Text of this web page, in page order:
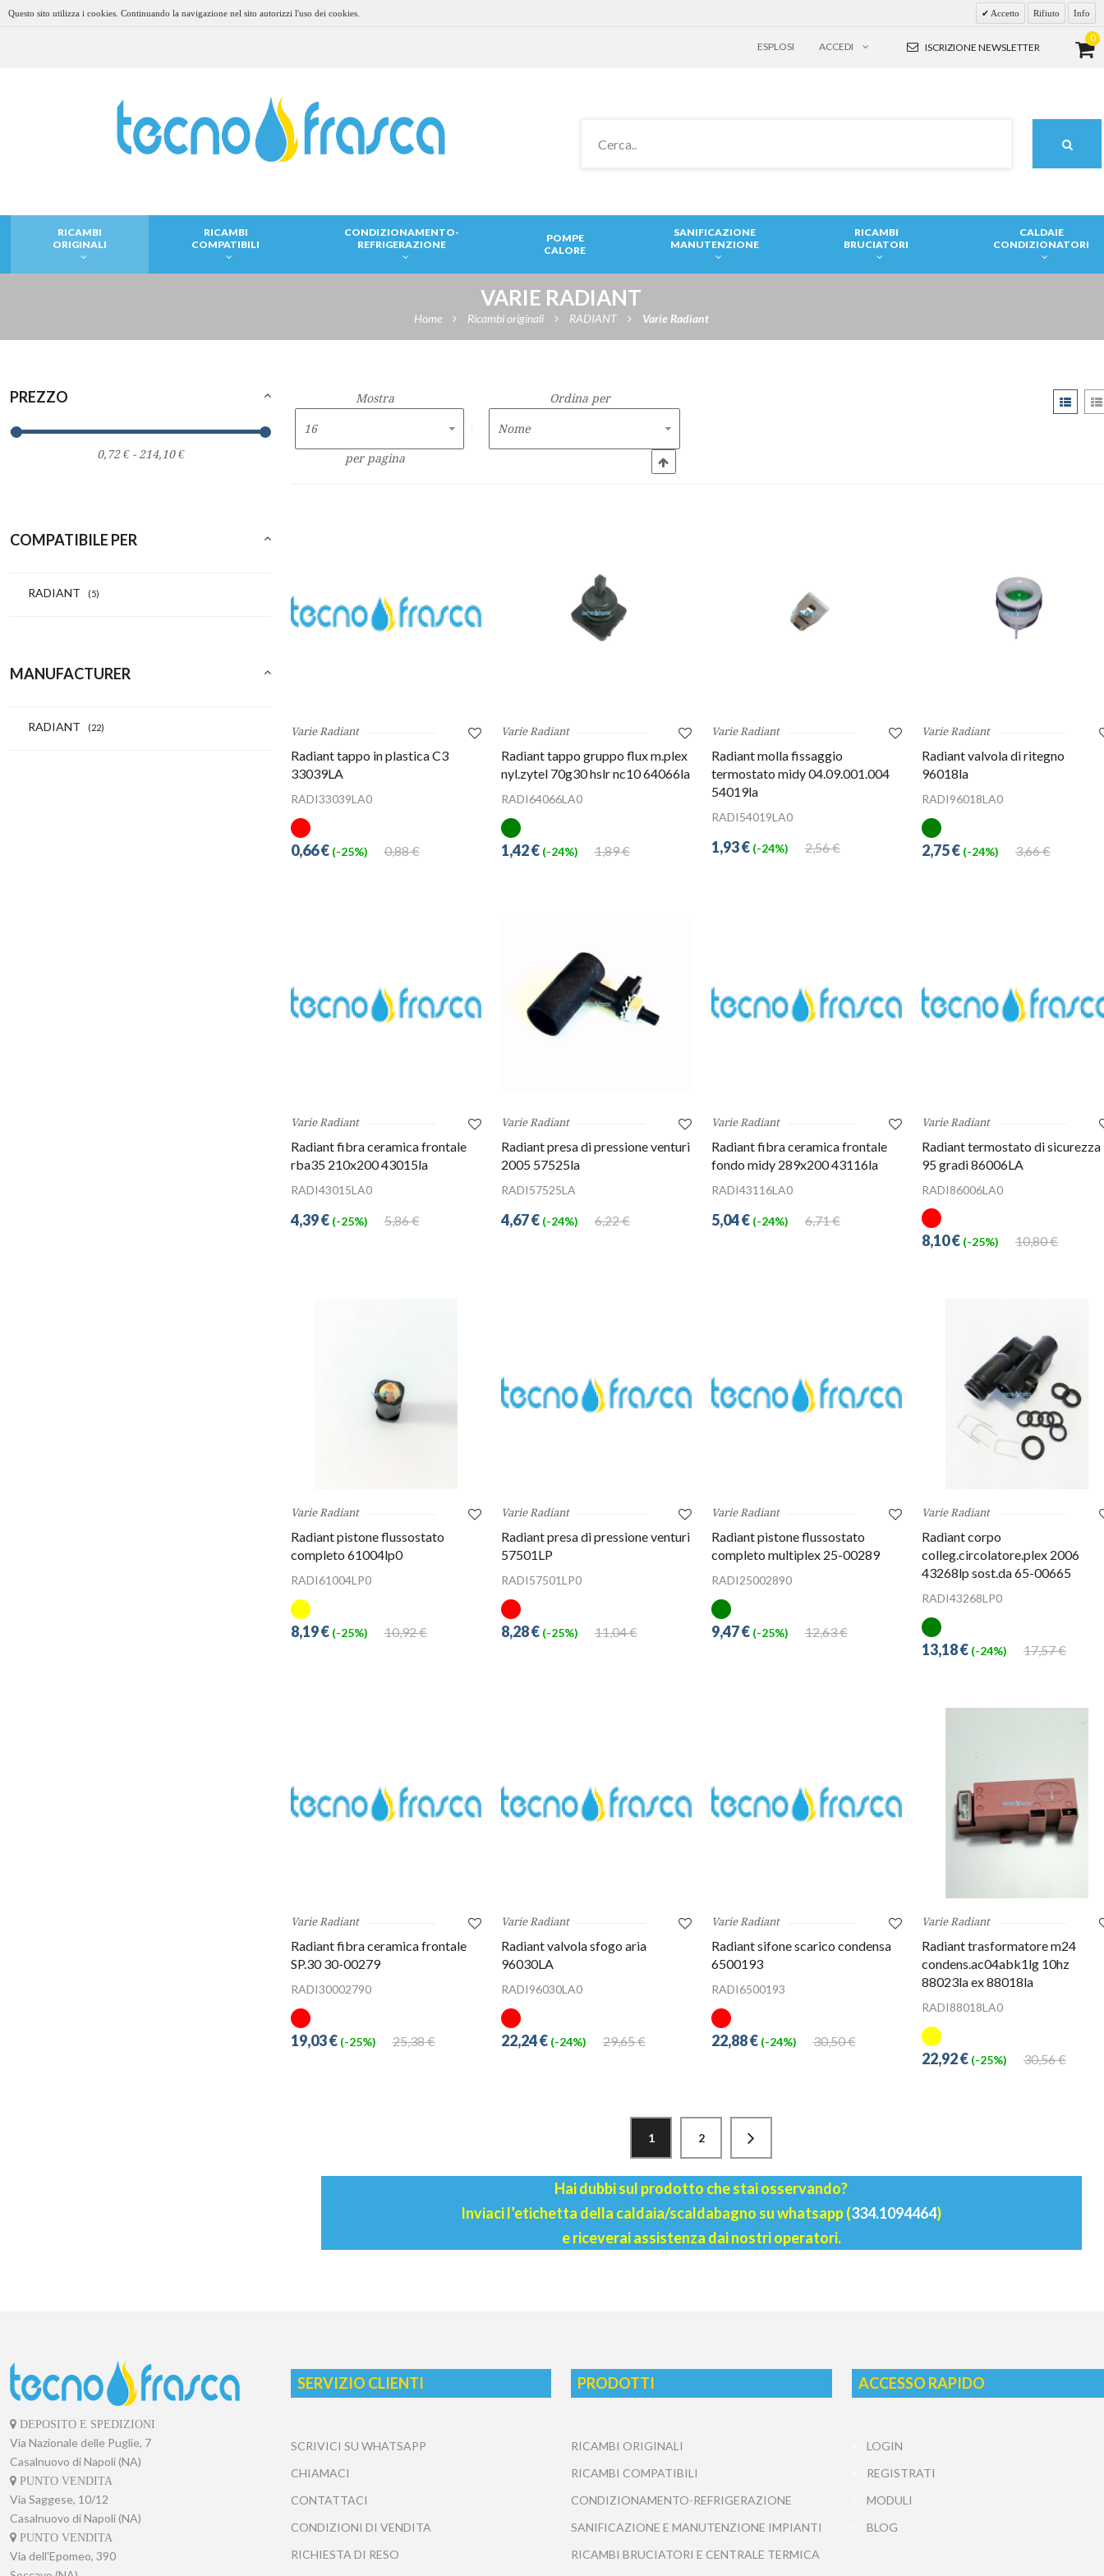
Questo sito utilizza i cookies. Continuando la navigazione nel sito autorizzi l'uso dei cookies. Accetto Rifiuto Info
0
ISCRIZIONE NEWSLETTER
ACCEDI
ESPLOSI
RICAMBI
ORIGINALI
RICAMBI
COMPATIBILI
CONDIZIONAMENTO-
REFRIGERAZIONE
POMPE
CALORE
SANIFICAZIONE
MANUTENZIONE
RICAMBI
BRUCIATORI
CALDAIE
CONDIZIONATORI
VARIE RADIANT
Home Ricambi originali RADIANT Varie Radiant
PREZZO
COMPATIBILE PER
RADIANT (5)
MANUFACTURER
RADIANT (22)
Mostra
per pagina
Ordina per
Varie Radiant
Radiant tappo in plastica C3
33039LA
RADI33039LA0
0,88 €
0,66 € (-25%)
Varie Radiant
Radiant tappo gruppo flux m.plex
nyl.zytel 70g30 hslr nc10 64066la
RADI64066LA0
1,89 €
1,42 € (-24%)
Varie Radiant
Radiant molla fissaggio
termostato midy 04.09.001.004
54019la
RADI54019LA0
2,56 €
1,93 € (-24%)
Varie Radiant
Radiant valvola di ritegno
96018la
RADI96018LA0
3,66 €
2,75 € (-24%)
Varie Radiant
Radiant fibra ceramica frontale
rba35 210x200 43015la
RADI43015LA0
5,86 €
4,39 € (-25%)
Varie Radiant
Radiant presa di pressione venturi
2005 57525la
RADI57525LA
6,22 €
4,67 € (-24%)
Varie Radiant
Radiant fibra ceramica frontale
fondo midy 289x200 43116la
RADI43116LA0
6,71 €
5,04 € (-24%)
Varie Radiant
Radiant termostato di sicurezza
95 gradi 86006LA
RADI86006LA0
10,80 €
8,10 € (-25%)
Varie Radiant
Radiant pistone flussostato
completo 61004lp0
RADI61004LP0
10,92 €
8,19 € (-25%)
Varie Radiant
Radiant presa di pressione venturi
57501LP
RADI57501LP0
11,04 €
8,28 € (-25%)
Varie Radiant
Radiant pistone flussostato
completo multiplex 25-00289
RADI25002890
12,63 €
9,47 € (-25%)
Varie Radiant
Radiant corpo
colleg.circolatore.plex 2006
43268lp sost.da 65-00665
RADI43268LP0
17,57 €
13,18 € (-24%)
Varie Radiant
Radiant fibra ceramica frontale
SP.30 30-00279
RADI30002790
25,38 €
19,03 € (-25%)
Varie Radiant
Radiant valvola sfogo aria
96030LA
RADI96030LA0
29,65 €
22,24 € (-24%)
Varie Radiant
Radiant sifone scarico condensa
6500193
RADI6500193
30,50 €
22,88 € (-24%)
Varie Radiant
Radiant trasformatore m24
condens.ac04abk1lg 10hz
88023la ex 88018la
RADI88018LA0
30,56 €
22,92 € (-25%)
1 2
Hai dubbi sul prodotto che stai osservando?
Inviaci l’etichetta della caldaia/scaldabagno su whatsapp (334.1094464)
e riceverai assistenza dai nostri operatori.
DEPOSITO E SPEDIZIONI
Via Nazionale delle Puglie, 7
Casalnuovo di Napoli (NA)
PUNTO VENDITA
Via Saggese, 10/12
Casalnuovo di Napoli (NA)
PUNTO VENDITA
Via dell'Epomeo, 390
SERVIZIO CLIENTI
SCRIVICI SU WHATSAPP
CHIAMACI
CONTATTACI
CONDIZIONI DI VENDITA
RICHIESTA DI RESO
PRODOTTI
RICAMBI ORIGINALI
RICAMBI COMPATIBILI
CONDIZIONAMENTO-REFRIGERAZIONE
SANIFICAZIONE E MANUTENZIONE IMPIANTI
RICAMBI BRUCIATORI E CENTRALE TERMICA
ACCESSO RAPIDO
LOGIN
REGISTRATI
MODULI
BLOG